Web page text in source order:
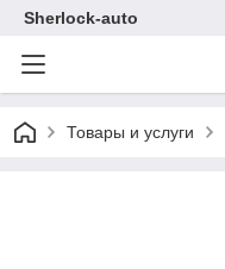
Sherlock-auto
Товары и услуги